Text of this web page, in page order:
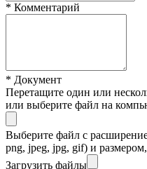
* Комментарий
* Документ
Перетащите один или
или выберите файл на
Выберите файл с
png, jpeg, jpg, gif) и
Загрузить файлы